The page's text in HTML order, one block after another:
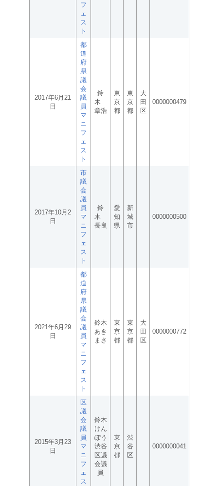
フ
ェ
ス
ト
2017年6月21
日
都
道
府
県
議
会
議
員
マ
ニ
フ
ェ
ス
ト
鈴
木
章浩
東
京
都
東
京
都
大
田
区
0000000479
2017年10月2
日
市
議
会
議
員
マ
ニ
フ
ェ
ス
ト
鈴
木
長良
愛
知
県
新
城
市
0000000500
2021年6月29
日
都
道
府
県
議
会
議
員
マ
ニ
フ
ェ
ス
ト
鈴木
あき
まさ
東
京
都
東
京
都
大
田
区
0000000772
2015年3月23
日
区
議
会
議
員
マ
ニ
フ
ェ
ス
鈴木
けん
ぽう
渋谷
区議
会議
員
東
京
都
渋
谷
区
0000000041